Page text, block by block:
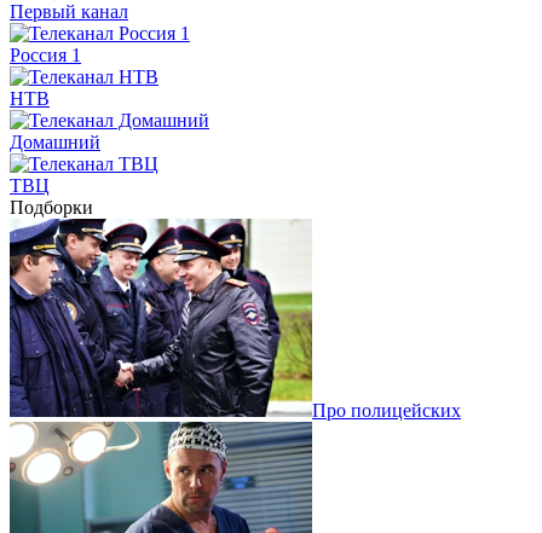
Первый канал
Россия 1
НТВ
Домашний
ТВЦ
Подборки
Про полицейских